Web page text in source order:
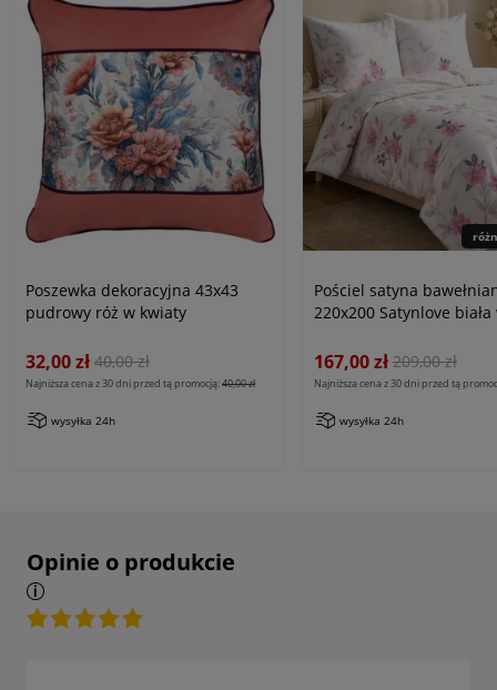
Poszewka dekoracyjna 43x43
pudrowy róż w kwiaty
32,00 zł 40,00 zł
Najniższa cena z 30 dni przed tą promocją:40,00 zł
wysyłka 24h
Pościel satyna
220x200 Satynlove biała
167,00 zł 209,00 zł
Najniższa cena z 30 dni przed tą
wysyłka 24h
Opinie o produkcie